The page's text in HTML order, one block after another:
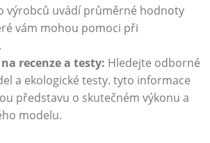
‍výrobců uvádí ⁣průměrné ‍hodnoty
vám mohou ‌pomoci při
recenze a ‌testy: Hledejte odborné
‍a ⁤ekologické testy. tyto informace
představu o ⁣skutečném výkonu a
⁤modelu.